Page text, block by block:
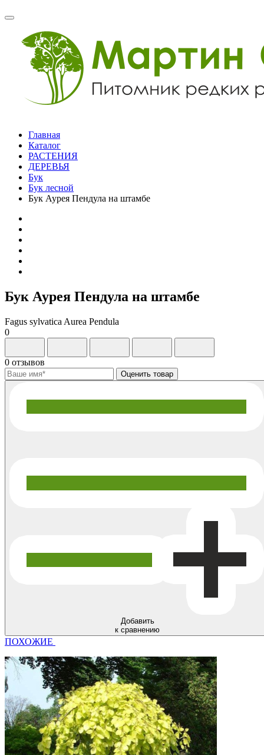
Главная
Каталог
РАСТЕНИЯ
ДЕРЕВЬЯ
Бук
Бук лесной
Бук Аурея Пендула на штамбе
Бук Аурея Пендула на штамбе
Fagus sylvatica Aurea Pendula
0
0 отзывов
Добавить
к сравнению
ПОХОЖИЕ